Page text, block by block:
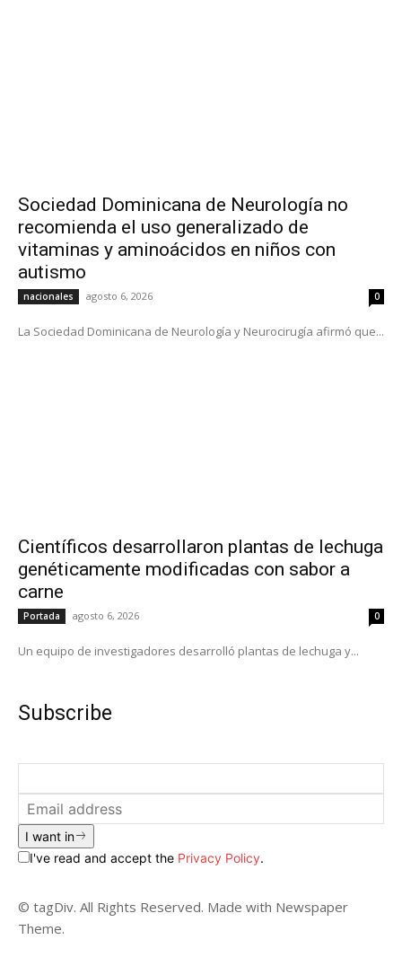
Sociedad Dominicana de Neurología no
recomienda el uso generalizado de
vitaminas y aminoácidos en niños con
autismo
nacionales agosto 6, 2026 0
La Sociedad Dominicana de Neurología y Neurocirugía afirmó que...
Científicos desarrollaron plantas de lechuga
genéticamente modificadas con sabor a
carne
Portada agosto 6, 2026 0
Un equipo de investigadores desarrolló plantas de lechuga y...
Subscribe
I want in
I've read and accept the Privacy Policy.
© tagDiv. All Rights Reserved. Made with Newspaper
Theme.